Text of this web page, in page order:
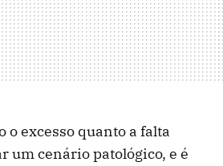
o excesso quanto a falta
um cenário patológico, e é